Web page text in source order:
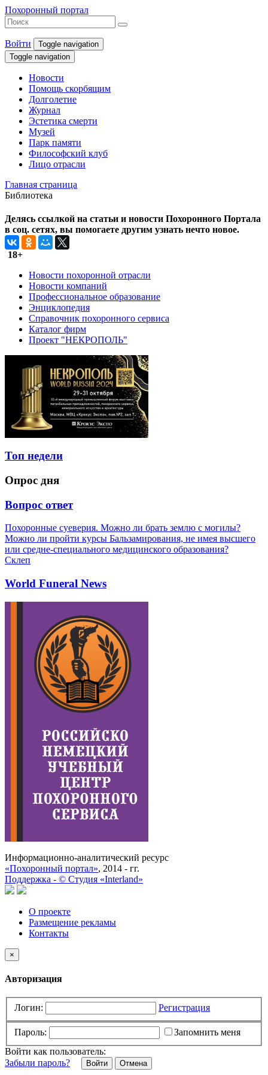
Похоронный портал
Войти
Toggle navigation
Toggle navigation
Новости
Помощь скорбящим
Долголетие
Журнал
Эстетика смерти
Музей
Парк памяти
Философский клуб
Лицо отрасли
Главная страница
Библиотека
Делясь ссылкой на статьи и новости Похоронного Портала
в соц. сетях, вы помогаете другим узнать нечто новое.
18+
Новости похоронной отрасли
Новости компаний
Профессиональное образование
Энциклопедия
Справочник похоронного сервиса
Каталог фирм
Проект "НЕКРОПОЛЬ"
Топ недели
Опрос дня
Вопрос ответ
Похоронные суеверия. Можно ли брать землю с могилы?
Можно ли пройти курсы Бальзамирования, не имея высшего
или средне-специального медицинского образования?
Склеп
World Funeral News
Информационно-аналитический ресурс
«Похоронный портал», 2014 - гг.
Поддержка - © Cтудия «Interland»
О проекте
Размещение рекламы
Контакты
×
Авторизация
Логин: Регистрация
Пароль:
Запомнить меня
Войти как пользователь:
Забыли пароль?
Отмена